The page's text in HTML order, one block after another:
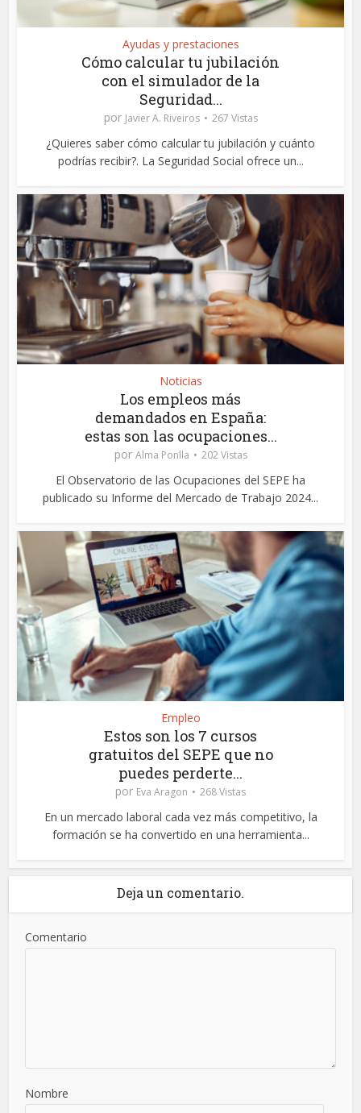
Ayudas y prestaciones
Cómo calcular tu jubilación
con el simulador de la
Seguridad...
por Javier A. Riveiros 267 Vistas
¿Quieres saber cómo calcular tu jubilación y cuánto
podrías recibir?. La Seguridad Social ofrece un...
Noticias
Los empleos más
demandados en España:
estas son las ocupaciones...
por Alma Ponlla 202 Vistas
El Observatorio de las Ocupaciones del SEPE ha
publicado su Informe del Mercado de Trabajo 2024...
Empleo
Estos son los 7 cursos
gratuitos del SEPE que no
puedes perderte...
por Eva Aragon 268 Vistas
En un mercado laboral cada vez más competitivo, la
formación se ha convertido en una herramienta...
Deja un comentario.
Comentario
Nombre